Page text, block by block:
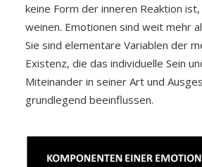
keine Form der inneren Reaktion ist,
weinen. Emotionen sind weit mehr
Sie sind elementare Variablen der
Existenz, die das individuelle Sein
Miteinander in seiner Art und
grundlegend beeinflussen.